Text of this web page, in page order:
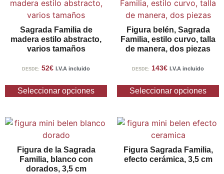
Sagrada Familia de
madera estilo abstracto,
varios tamaños
DESDE: 52€ I.V.A incluido
Seleccionar opciones
Figura belén, Sagrada
Familia, estilo curvo, talla
de manera, dos piezas
DESDE: 143€ I.V.A incluido
Seleccionar opciones
Figura de la Sagrada
Familia, blanco con
dorados, 3,5 cm
Figura Sagrada Familia,
efecto cerámica, 3,5 cm